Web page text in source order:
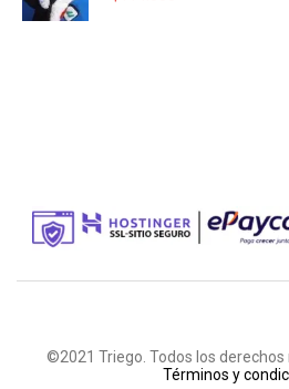
©2021 Triego. Todos los derechos
Términos y